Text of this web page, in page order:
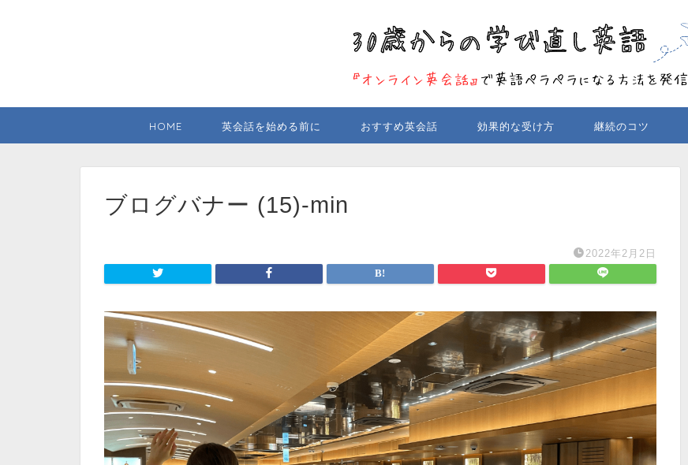
HOME 英会話を始める前に おすすめ英会話 効果的な受け方 継続のコツ
ブログバナー (15)-min
2022年2月2日